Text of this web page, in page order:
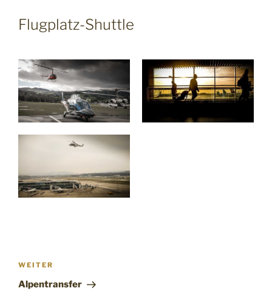
Flugplatz-Shuttle
Nächster
Beitrag
WEITER
Alpentransfer